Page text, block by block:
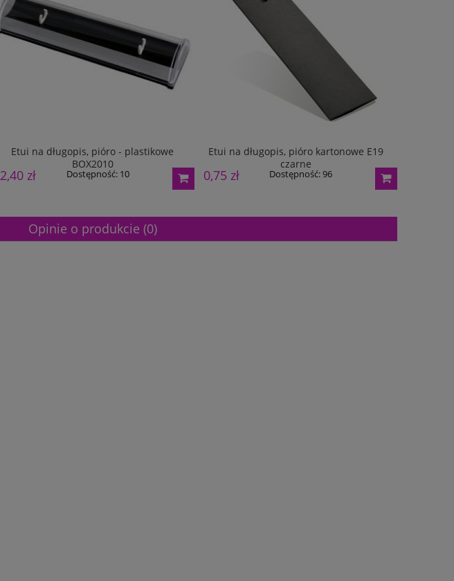
Etui na długopis, pióro - plastikowe
BOX2010
2,40 zł Dostępność: 10
Etui na długopis, pióro kartonowe E19
czarne
0,75 zł Dostępność:96
Opinie o produkcie (0)